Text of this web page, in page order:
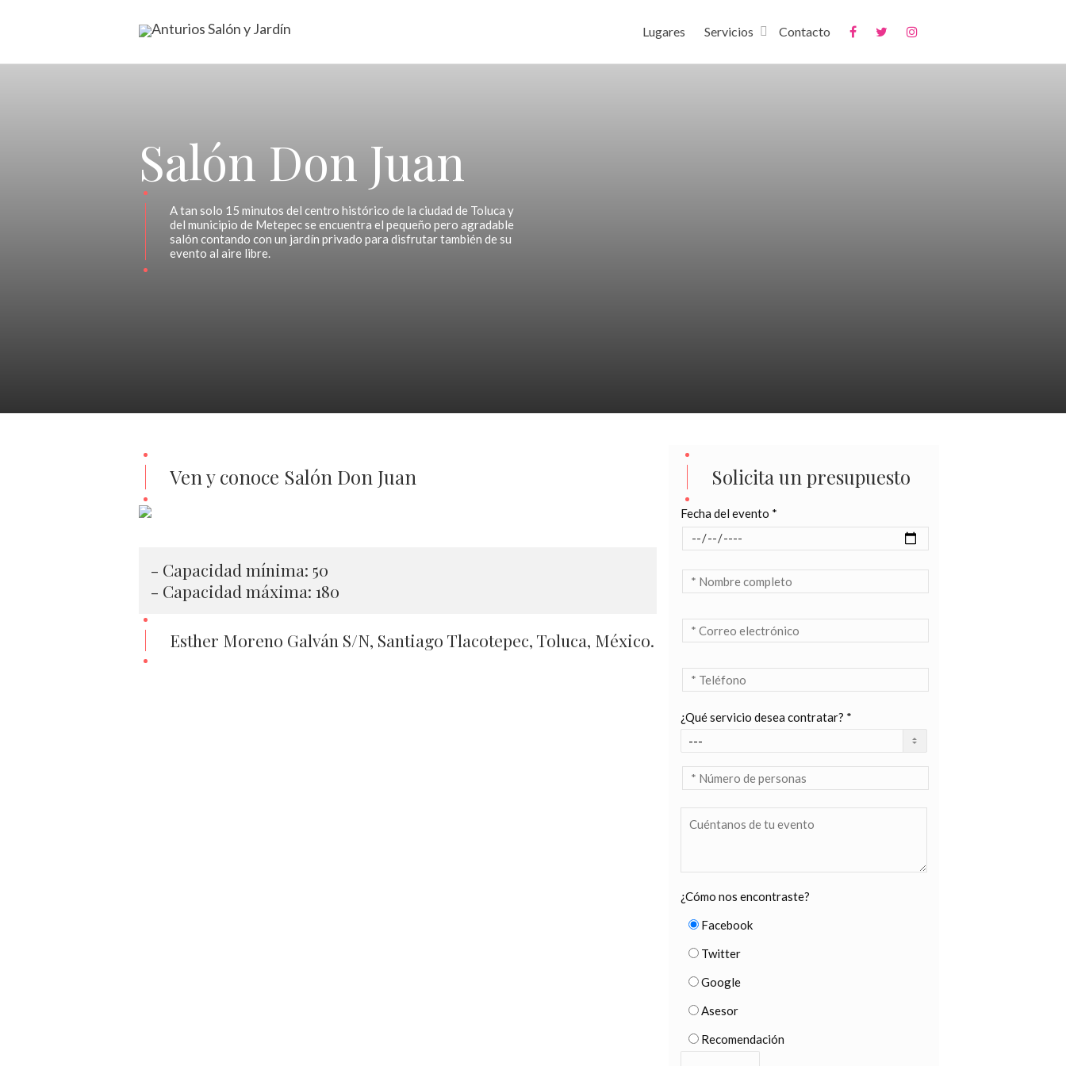
Lugares Servicios Contacto
Salón Don Juan
A tan solo 15 minutos del centro histórico de la ciudad de Toluca y
del municipio de Metepec se encuentra el pequeño pero agradable
salón contando con un jardín privado para disfrutar también de su
evento al aire libre.
Ven y conoce Salón Don Juan
- Capacidad mínima: 50
- Capacidad máxima: 180
Esther Moreno Galván S/N, Santiago Tlacotepec, Toluca, México.
Solicita un presupuesto
Fecha del evento *
¿Qué servicio desea contratar? *
¿Cómo nos encontraste?
Facebook
Twitter
Google
Asesor
Recomendación